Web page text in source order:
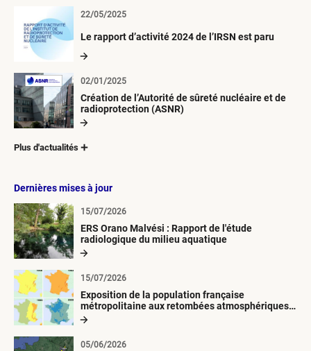
Le rapport d’activité 2024 de l’IRSN est paru
22/05/2025
Création de l’Autorité de sûreté nucléaire et de
radioprotection (ASNR)
02/01/2025
Plus d'actualités
Dernières mises à jour
ERS Orano Malvési : Rapport de l'étude
radiologique du milieu aquatique
15/07/2026
Exposition de la population française
métropolitaine aux retombées atmosphériques
radioactives depuis 1945
15/07/2026
05/06/2026